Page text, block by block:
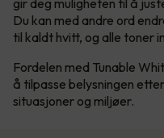
gir deg muligheten til å
Du kan med andre ord
til kaldt hvitt, og alle toner
Fordelen med Tunable
å tilpasse belysningen
situasjoner og miljøer.